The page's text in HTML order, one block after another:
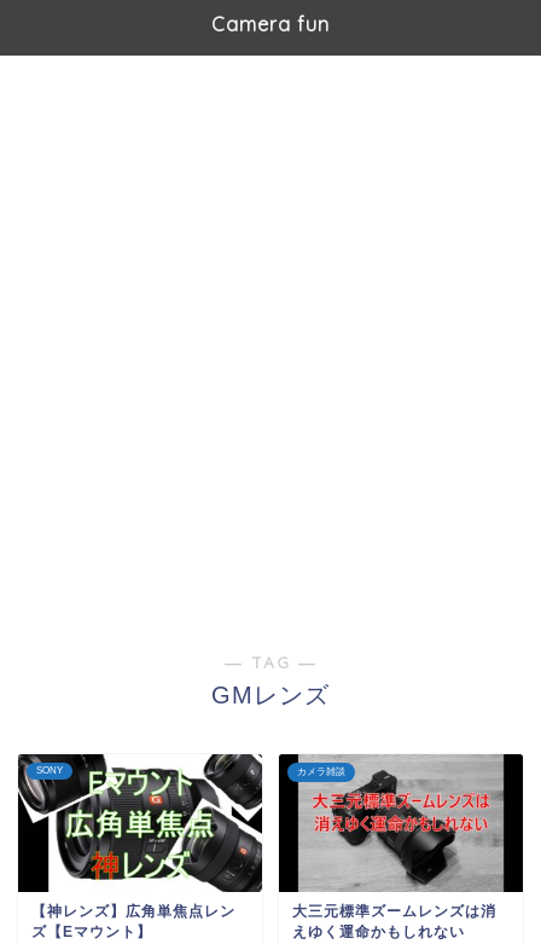
Camera fun
― TAG ―
GMレンズ
SONY
【神レンズ】広角単焦点レン
ズ【Eマウント】
カメラ雑談
大三元標準ズームレンズは消
えゆく運命かもしれない